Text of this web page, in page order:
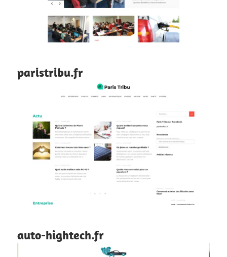
paristribu.fr
auto-hightech.fr